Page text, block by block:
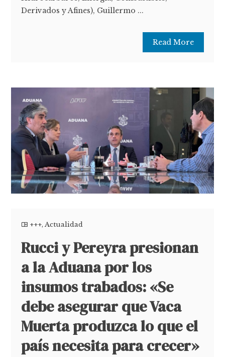
Derivados y Afines), Guillermo ...
Read More
+++,Actualidad
Rucci y Pereyra presionan
a la Aduana por los
insumos trabados: «Se
debe asegurar que Vaca
Muerta produzca lo que el
país necesita para crecer»